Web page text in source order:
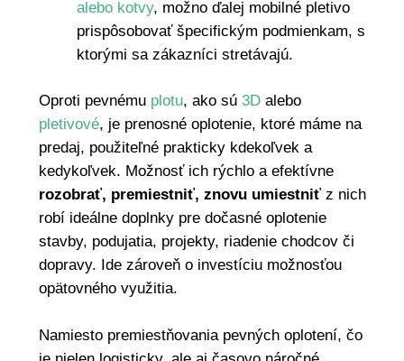
alebo kotvy, možno ďalej mobilné pletivo
prispôsobovať špecifickým podmienkam, s
ktorými sa zákazníci stretávajú.
Oproti pevnému plotu, ako sú 3Dalebo
pletivové, je prenosné oplotenie, ktoré máme na
predaj, použiteľné prakticky kdekoľvek a
kedykoľvek. Možnosť ich rýchlo a efektívne
rozobrať, premiestniť, znovu umiestniťz nich
robí ideálne doplnky pre dočasné oplotenie
stavby, podujatia, projekty, riadenie chodcov či
dopravy. Ide zároveň o investíciu možnosťou
opätovného využitia.
Namiesto premiestňovania pevných oplotení, čo